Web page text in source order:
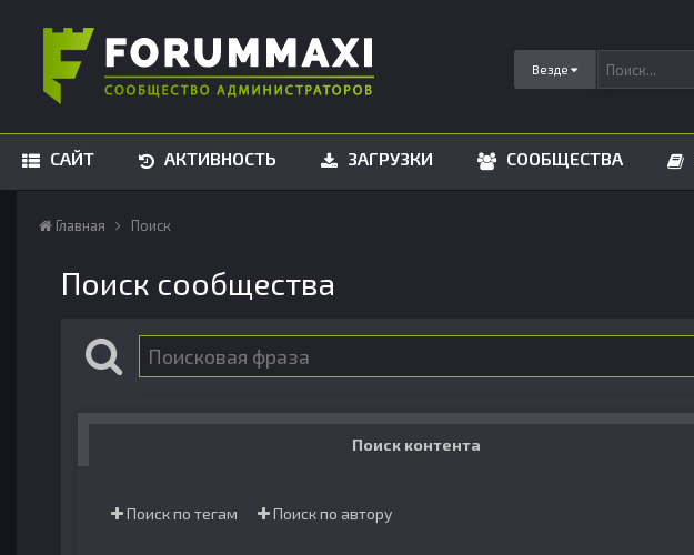
Везде
САЙТ АКТИВНОСТЬ ЗАГРУЗКИ СООБЩЕСТВА
Главная Поиск
Поиск сообщества
Поиск контента
Поиск по тегам Поиск по автору